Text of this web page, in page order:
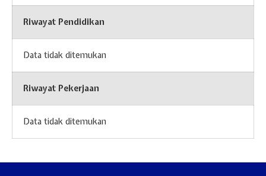
Riwayat Pendidikan
Data tidak ditemukan
Riwayat Pekerjaan
Data tidak ditemukan